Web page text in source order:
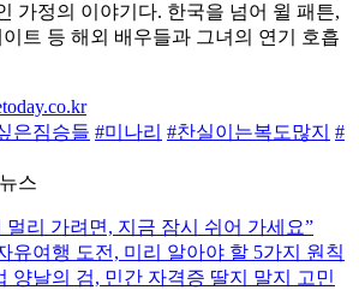
가정의 이야기다. 한국을 넘어 윌 패튼,
트 등 해외 배우들과 그녀의 연기 호흡
은짐승들 #미나리 #찬실이는복도많지 #
스
멀리 가려면, 지금 잠시 쉬어 가세요”
유여행 도전, 미리 알아야 할 5가지 원칙
양날의 검, 민간 자격증 딸지 말지 고민